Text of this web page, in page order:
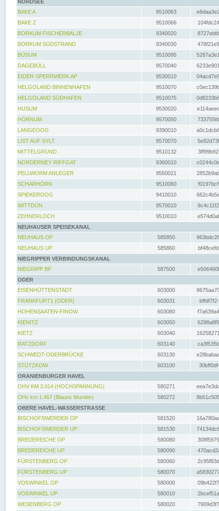
NORDSEE
BAKE A
9510063
BAKE Z
9510066
BORKUM FISCHERBALJE
9340020
BORKUM SÜDSTRAND
9340030
BÜSUM
9510095
DAGEBÜLL
9570040
EIDER-SPERRWERK AP
9530010
HELGOLAND BINNENHAFEN
9510070
HELGOLAND SÜDHAFEN
9510075
HUSUM
9530020
HÖRNUM
9570050
LANGEOOG
9390010
LIST AUF SYLT
9570070
MITTELGRUND
9510132
NORDERNEY RIFFGAT
9360010
PELLWORM ANLEGER
9550021
SCHARHÖRN
9510060
SPIEKEROOG
9410010
WITTDÜN
9570010
ZEHNERLOCH
9510010
NEUHAUSER SPEISEKANAL
NEUHAUS OP
585850
NEUHAUS UP
585860
NIEGRIPPER VERBINDUNGSKANAL
NIEGRIPP BP
587500
ODER
EISENHÜTTENSTADT
603000
FRANKFURT1 (ODER)
603031
HOHENSAATEN-FINOW
603080
KIENITZ
603050
KIETZ
603040
RATZDORF
603140
SCHWEDT-ODERBRÜCKE
603130
STÜTZKOW
603100
ORANIENBURGER HAVEL
OHV KM 3.014 (HOCHSPANNUNG)
580271
OHv km 1.467 (Blaues Wunder)
580272
OBERE HAVEL-WASSERSTRASSE
BISCHOFSWERDER OP
581520
BISCHOFSWERDER UP
581530
BREDEREICHE OP
580080
BREDEREICHE UP
580090
FÜRSTENBERG OP
580060
FÜRSTENBERG UP
580070
VOßWINKEL OP
580000
VOßWINKEL UP
580010
WESENBERG OP
580020